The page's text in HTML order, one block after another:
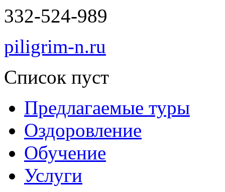
332-524-989
piligrim-n.ru
Список пуст
Предлагаемые туры
Оздоровление
Обучение
Услуги